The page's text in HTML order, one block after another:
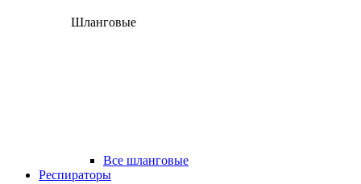
Шланговые
Все шланговые
Респираторы